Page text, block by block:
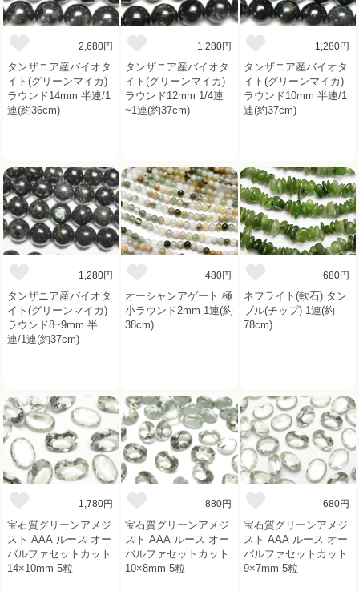
2,680円
タンザニア産バイオタ
イト(グリーンマイカ)
ラウンド14mm 半連/1
連(約36cm)
1,280円
タンザニア産バイオタ
イト(グリーンマイカ)
ラウンド12mm 1/4連
~1連(約37cm)
1,280円
タンザニア産バイオタ
イト(グリーンマイカ)
ラウンド10mm 半連/1
連(約37cm)
1,280円
タンザニア産バイオタ
イト(グリーンマイカ)
ラウンド8~9mm 半
連/1連(約37cm)
480円
オーシャンアゲート 極
小ラウンド2mm 1連(約
38cm)
680円
ネフライト(軟石) タン
ブル(チップ) 1連(約
78cm)
1,780円
宝石質グリーンアメジ
スト AAA ルース オー
バルファセットカット
14×10mm 5粒
880円
宝石質グリーンアメジ
スト AAA ルース オー
バルファセットカット
10×8mm 5粒
680円
宝石質グリーンアメジ
スト AAA ルース オー
バルファセットカット
9×7mm 5粒